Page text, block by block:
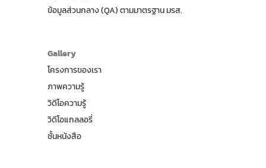
ข้อมูลส่วนกลาง (QA) ตามมาตรฐาน มรส.
Gallery
โครงการของเรา
ภาพความรู้
วิดีโอความรู้
วิดีโอแกลลอรี่
ชั้นหนังสือ